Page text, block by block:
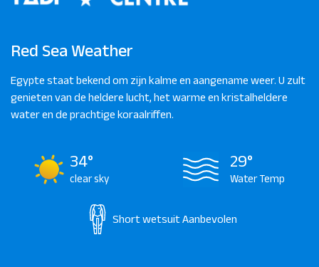
Red Sea Weather
Egypte staat bekend om zijn kalme en aangename weer. U zult
genieten van de heldere lucht, het warme en kristalheldere
water en de prachtige koraalriffen.
34°
clear sky
29°
Water Temp
Short wetsuit Aanbevolen